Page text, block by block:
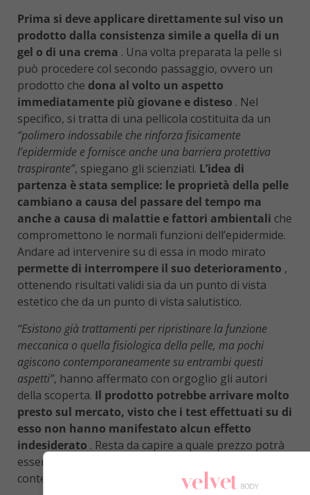
Prima si deve applicare direttamente sul viso un
prodotto dalla consistenza simile a quella di un
gel o di una crema . Una volta preparata la pelle si
può procedere col secondo passaggio, ovvero un
prodotto che dona al volto un aspetto
immediatamente più giovane e disteso . Nel
specifico, si tratta di una pellicola costituita da un
“polimero indossabile che rinforza fisicamente
l’epidermide e fornisce anche una barriera protettiva
traspirante”, spiegano gli scienziati. L’idea di
partenza è stata semplice: le proprietà della pelle
cambiano a causa del passare del tempo ma
anche a causa di malattie e fattori ambientali che
compromettono le normali funzioni dell’epidermide.
Andare ad intervenire su di essa in modo mirato
permette di interrompere il suo deterioramento ,
ottenendo risultati validi sia da un punto di vista
estetico che da un punto di vista salutistico.
“Esistono già trattamenti per ripristinare la funzione
meccanica o quella fisiologica della pelle, ma pochi
agiscono contemporaneamente su entrambi questi
aspetti”, hanno affermato con orgoglio gli autori
della scoperta. Il prodotto potrebbe arrivare molto
presto sul mercato, visto che i test effettuati su di
esso non hanno manifestato alcun effetto
indesiderato . Resta da capire a quale prezzo potrà
essere venduto, in base a quanto si riusciranno a
contenere i costi della produzione.